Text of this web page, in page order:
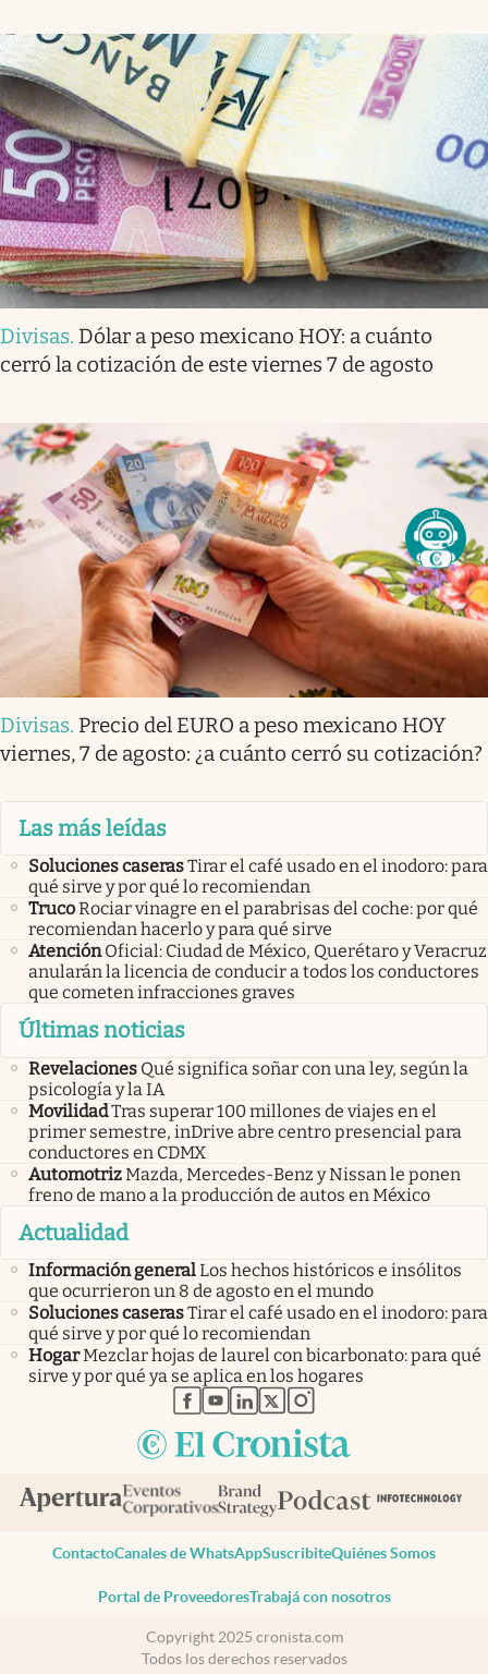
Divisas. Dólar a peso mexicano HOY: a cuánto
cerró la cotización de este viernes 7 de agosto
Divisas. Precio del EURO a peso mexicano HOY
viernes, 7 de agosto: ¿a cuánto cerró su cotización?
Las más leídas
Soluciones caserasTirar el café usado en el inodoro: para
qué sirve y por qué lo recomiendan
TrucoRociar vinagre en el parabrisas del coche: por qué
recomiendan hacerlo y para qué sirve
Atención Oficial: Ciudad de México, Querétaro y Veracruz
anularán la licencia de conducir a todos los conductores
que cometen infracciones graves
Últimas noticias
Revelaciones Qué significa soñar con una ley, según la
psicología y la IA
MovilidadTras superar 100 millones de viajes en el
primer semestre, inDrive abre centro presencial para
conductores en CDMX
AutomotrizMazda, Mercedes-Benz y Nissan le ponen
freno de mano a la producción de autos en México
Actualidad
Información generalLos hechos históricos e insólitos
que ocurrieron un 8 de agosto en el mundo
Soluciones caserasTirar el café usado en el inodoro: para
qué sirve y por qué lo recomiendan
HogarMezclar hojas de laurel con bicarbonato: para qué
sirve y por qué ya se aplica en los hogares
abre en nueva pestaña
abre en nueva pestaña
abre en nueva pestaña
abre en nueva pestaña
abre en nueva pestaña
ContactoCanales de WhatsAppSuscribiteQuiénes Somos
Portal de ProveedoresTrabajá con nosotros
Copyright 2025 cronista.com
Todos los derechos reservados